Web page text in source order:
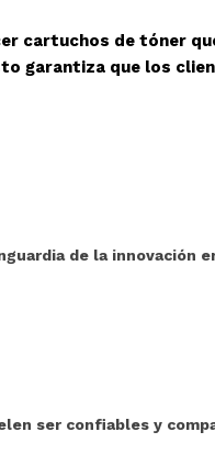
cartuchos de tóner
garantiza que los
de la
ser confiables y